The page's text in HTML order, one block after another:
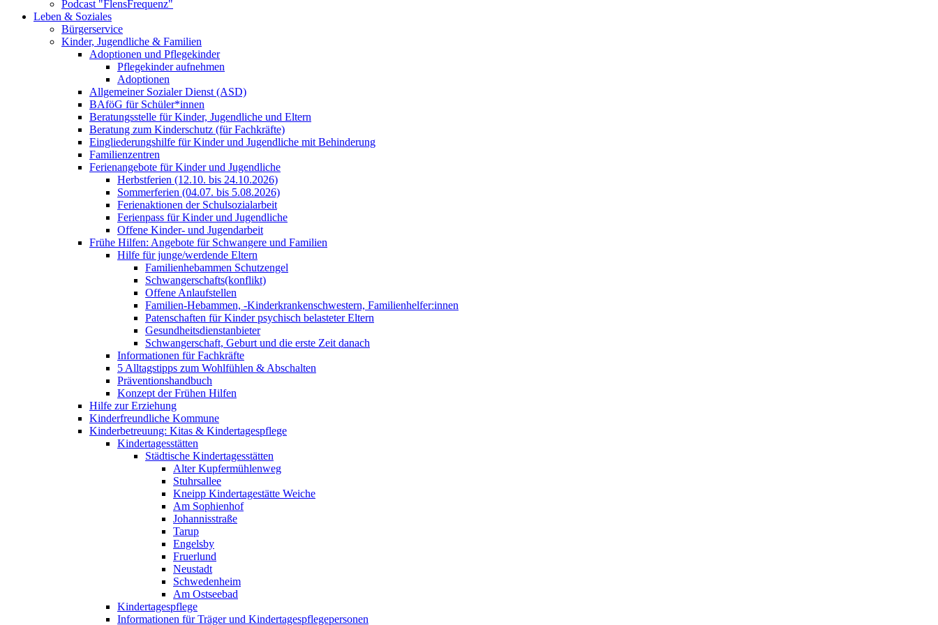
Podcast "FlensFrequenz"
Leben & Soziales
Bürgerservice
Kinder, Jugendliche & Familien
Adoptionen und Pflegekinder
Pflegekinder aufnehmen
Adoptionen
Allgemeiner Sozialer Dienst (ASD)
BAföG für Schüler*innen
Beratungsstelle für Kinder, Jugendliche und Eltern
Beratung zum Kinderschutz (für Fachkräfte)
Eingliederungshilfe für Kinder und Jugendliche mit Behinderung
Familienzentren
Ferienangebote für Kinder und Jugendliche
Herbstferien (12.10. bis 24.10.2026)
Sommerferien (04.07. bis 5.08.2026)
Ferienaktionen der Schulsozialarbeit
Ferienpass für Kinder und Jugendliche
Offene Kinder- und Jugendarbeit
Frühe Hilfen: Angebote für Schwangere und Familien
Hilfe für junge/werdende Eltern
Familienhebammen Schutzengel
Schwangerschafts(konflikt)
Offene Anlaufstellen
Familien-Hebammen, -Kinderkrankenschwestern, Familienhelfer:innen
Patenschaften für Kinder psychisch belasteter Eltern
Gesundheitsdienstanbieter
Schwangerschaft, Geburt und die erste Zeit danach
Informationen für Fachkräfte
5 Alltagstipps zum Wohlfühlen & Abschalten
Präventionshandbuch
Konzept der Frühen Hilfen
Hilfe zur Erziehung
Kinderfreundliche Kommune
Kinderbetreuung: Kitas & Kindertagespflege
Kindertagesstätten
Städtische Kindertagesstätten
Alter Kupfermühlenweg
Stuhrsallee
Kneipp Kindertagestätte Weiche
Am Sophienhof
Johannisstraße
Tarup
Engelsby
Fruerlund
Neustadt
Schwedenheim
Am Ostseebad
Kindertagespflege
Informationen für Träger und Kindertagespflegepersonen